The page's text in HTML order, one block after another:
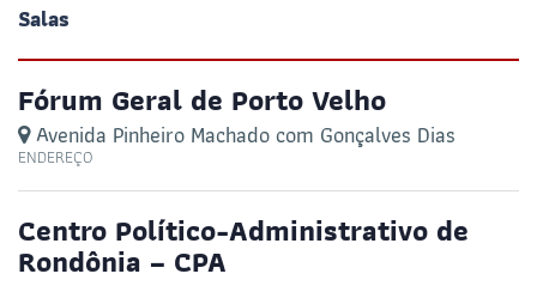
Salas
Fórum Geral de Porto Velho
Avenida Pinheiro Machado com Gonçalves Dias
ENDEREÇO
Centro Político-Administrativo de
Rondônia – CPA